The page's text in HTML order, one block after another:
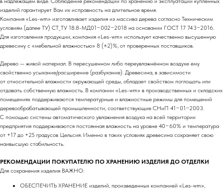
изделий гарантирует Вам их исправность на длительное время.
Компания «Les-wm» изготавливает изделия из массива дерева согласно Техническим
условиям (далее ТУ) СТ_ТУ 18.8-МД01−002−2018 на основании ГОСТ 17 743−2016.
Для изготовления продукции, компания «Les-wm» использует качественно высушенную
древесину с «мебельной влажностью» 8 (±2)%, от проверенных поставщиков.
Дерево — живой материал. В пересушенном либо переувлажнённом воздухе ему
свойственно усыхание/расширение (разбухание). Древесина, в зависимости
от относительной влажности окружающей среды, обладает свойством поглощать или
отдавать собственную влажность. В компании «Les-wm» в производственных и складских
помещениях поддерживаются температурные и влажностные режимы для помещений
деревообрабатывающей промышленности, соответствующие СНиП 41−01−2003.
С помощью системы автоматического увлажнения воздуха на всей территории
предприятия поддерживаются постоянная влажность на уровне 40−60% и температура
от +17 до +25 градусов Цельсия. Именно в таких условиях древесина сохраняет свою
наивысшую стабильность.
РЕКОМЕНДАЦИИ ПОКУПАТЕЛЮ ПО ХРАНЕНИЮ ИЗДЕЛИЯ ДО ОТДЕЛКИ
Для сохранения изделия ВАЖНО:
ОБЕСПЕЧИТЬ ХРАНЕНИЕ изделий, произведенных компанией «Les-wm»,